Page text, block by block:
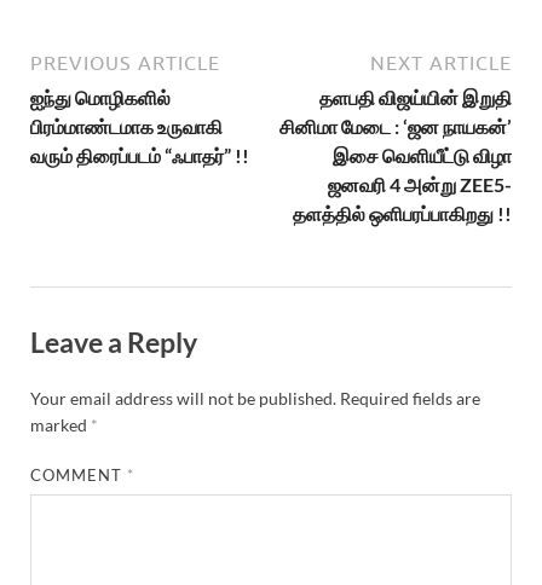
PREVIOUS ARTICLE
ஐந்து மொழிகளில்
பிரம்மாண்டமாக உருவாகி
வரும் திரைப்படம் “ஃபாதர்” !!
NEXT ARTICLE
தளபதி விஜய்யின் இறுதி
சினிமா மேடை : ‘ஜன நாயகன்’
இசை வெளியீட்டு விழா
ஜனவரி 4 அன்று ZEE5-
தளத்தில் ஒளிபரப்பாகிறது !!
Leave a Reply
Your email address will not be published. Required fields are
marked *
COMMENT *